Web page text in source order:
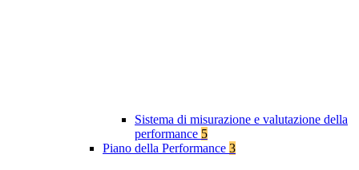
Sistema di misurazione e valutazione della
performance 5
Piano della Performance 3